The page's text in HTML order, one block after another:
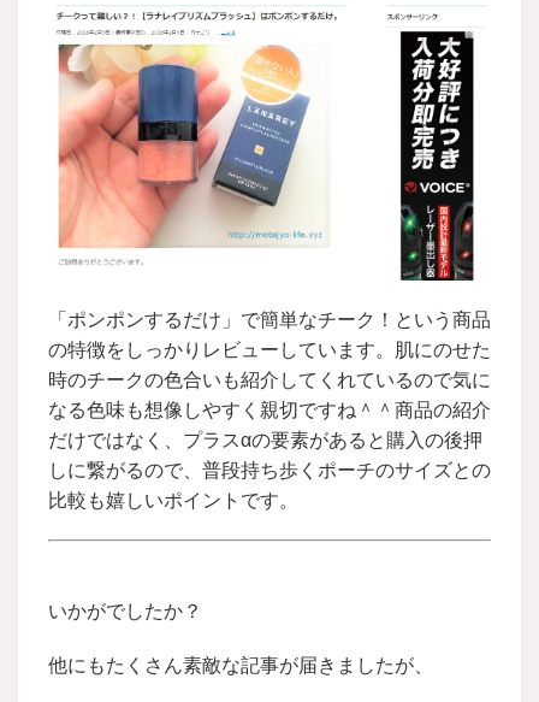
「ポンポンするだけ」で簡単なチーク！という商品
の特徴をしっかりレビューしています。肌にのせた
時のチークの色合いも紹介してくれているので気に
なる色味も想像しやすく親切ですね＾＾商品の紹介
だけではなく、プラスαの要素があると購入の後押
しに繋がるので、普段持ち歩くポーチのサイズとの
比較も嬉しいポイントです。
いかがでしたか？
他にもたくさん素敵な記事が届きましたが、